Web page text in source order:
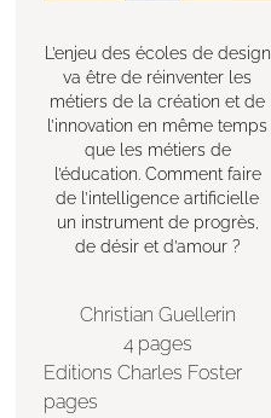
L’enjeu des écoles de design
va être de réinventer les
métiers de la création et de
l’innovation en même temps
que les métiers de
l’éducation. Comment faire
de l’intelligence artificielle
un instrument de progrès,
de désir et d’amour ?
Christian Guellerin
4 pages
Editions Charles Foster
pages